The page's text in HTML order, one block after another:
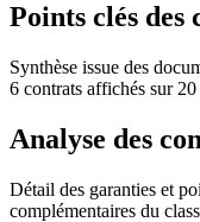
Points clés des
Synthèse issue des
6 contrats affichés sur 20
Analyse des
Détail des garanties et
complémentaires du